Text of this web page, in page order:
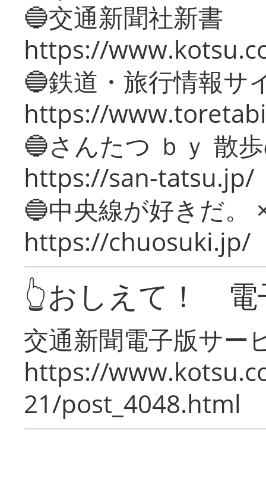
🔵交通新聞社新書
https://
🔵鉄道・旅行情報サ
https://
🔵さんたつ ｂｙ 散
https://san-tatsu.jp/
🔵中央線が好きだ。
https://chuosuki.jp/
👆おしえて！ 電
交通新聞電子版サー
https://
21/post_4048.html